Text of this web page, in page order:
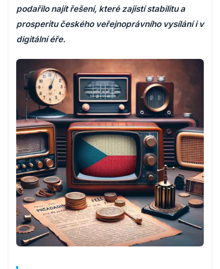
podařilo najít řešení, které zajistí stabilitu a
prosperitu českého veřejnoprávního vysílání i v
digitální éře.